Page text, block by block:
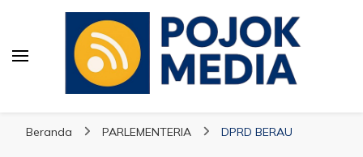
Beranda PARLEMENTERIA DPRD BERAU